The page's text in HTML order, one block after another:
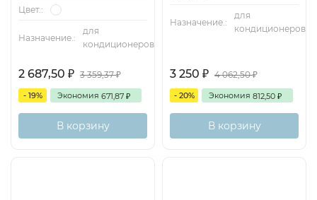
Цвет.:
Назначение.:
для
кондиционеров
2 687,50 ₽ 3 359,37₽
- 19% Экономия 671,87 ₽
В корзину
Назначение.:
для
кондиционеров
3 250 ₽ 4 062,50₽
- 20% Экономия 812,50 ₽
В корзину